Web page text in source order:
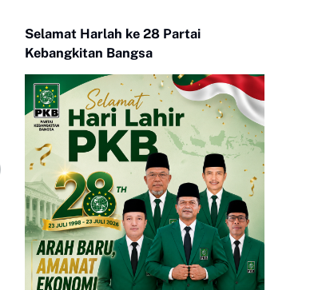
Selamat Harlah ke 28 Partai
Kebangkitan Bangsa